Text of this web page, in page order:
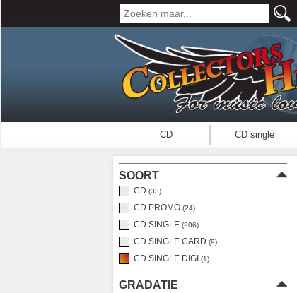
CD CD single
SOORT
CD (33)
CD PROMO (24)
CD SINGLE (206)
CD SINGLE CARD (9)
CD SINGLE DIGI (1)
GRADATIE